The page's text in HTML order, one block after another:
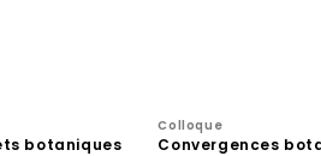
botaniques
Colloque
Convergences